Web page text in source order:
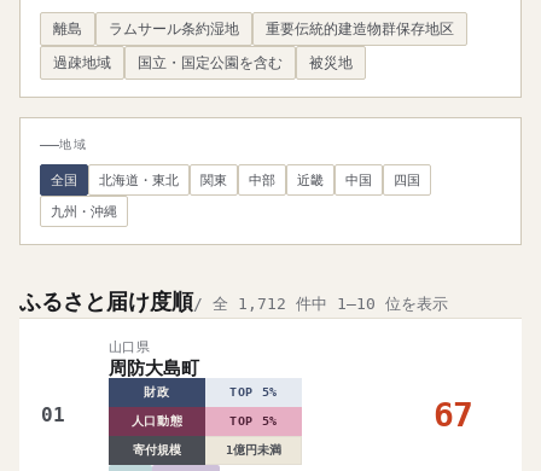
離島 ラムサール条約湿地
重要伝統的建造物群保存地区
過疎地域
国立・国定公園を含む 被災地
地域
全国 北海道・東北 関東 中部 近畿 中国
四国
九州・沖縄
ふるさと届け度順/ 全 1,712 件中 1–10 位を表示
01
山口県
周防大島町
財政 TOP 5%
人口動態 TOP 5%
寄付規模 1億円未満
67